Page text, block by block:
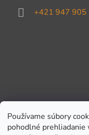
Používame súbory
pohodlné prehliadanie
+421 947 905